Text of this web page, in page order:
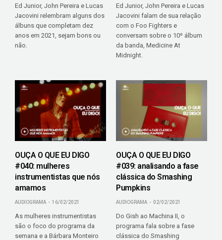
Ed Junior, John Pereira e Lucas
Jacovini relembram alguns dos
álbuns que completam dez
anos em 2021, sejam bons ou
não.
Ed Junior, John Pereira e Lucas
Jacovini falam de sua relação
com o Foo Fighters e
conversam sobre o 10º álbum
da banda, Medicine At
Midnight.
OUÇA O QUE EU DIGO
#040: mulheres
instrumentistas que nós
amamos
AUDIOGRAMA 16/02/2021
As mulheres instrumentistas
são o foco do programa da
semana e a Bárbara Monteiro
OUÇA O QUE EU DIGO
#039: analisando a fase
clássica do Smashing
Pumpkins
AUDIOGRAMA 02/02/2021
Do Gish ao Machina II, o
programa fala sobre a fase
clássica do Smashing